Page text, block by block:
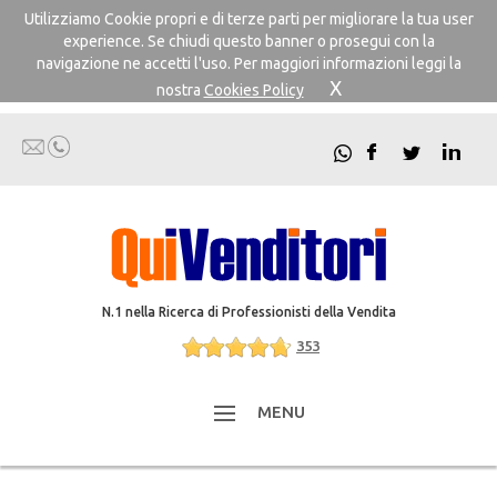
Utilizziamo Cookie propri e di terze parti per migliorare la tua user
experience. Se chiudi questo banner o prosegui con la
navigazione ne accetti l'uso. Per maggiori informazioni leggi la
nostra Cookies Policy X
N.1 nella Ricerca di Professionisti della Vendita
353
MENU